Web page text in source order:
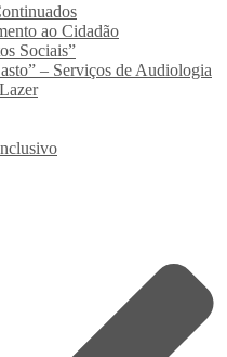
ao Cidadão
Sociais”
– Serviços de Audiologia